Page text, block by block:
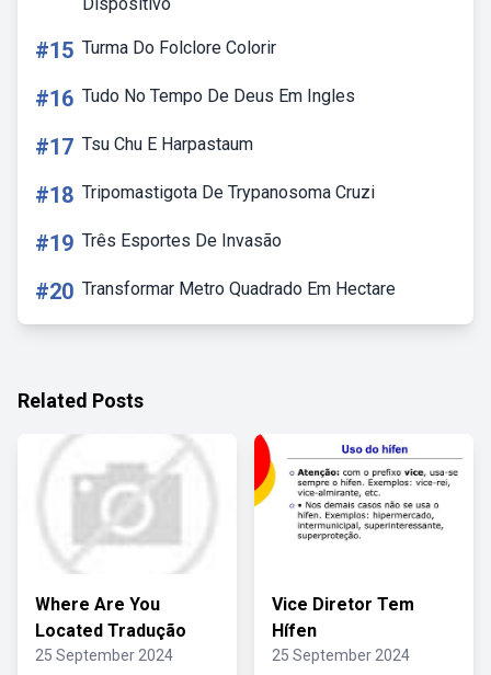
#15 Turma Do Folclore Colorir
#16 Tudo No Tempo De Deus Em Ingles
#17 Tsu Chu E Harpastaum
#18 Tripomastigota De Trypanosoma Cruzi
#19 Três Esportes De Invasão
#20 Transformar Metro Quadrado Em Hectare
Related Posts
Where Are You
Located Tradução
25 September 2024
Vice Diretor Tem
Hífen
25 September 2024